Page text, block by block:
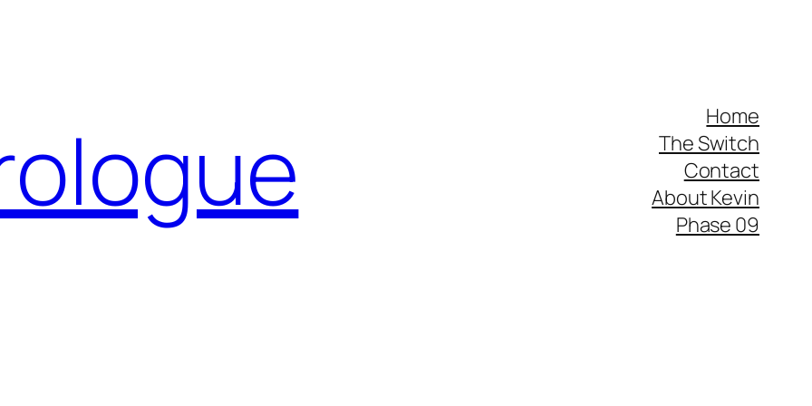
Home
The Switch
Contact
About Kevin
Phase 09